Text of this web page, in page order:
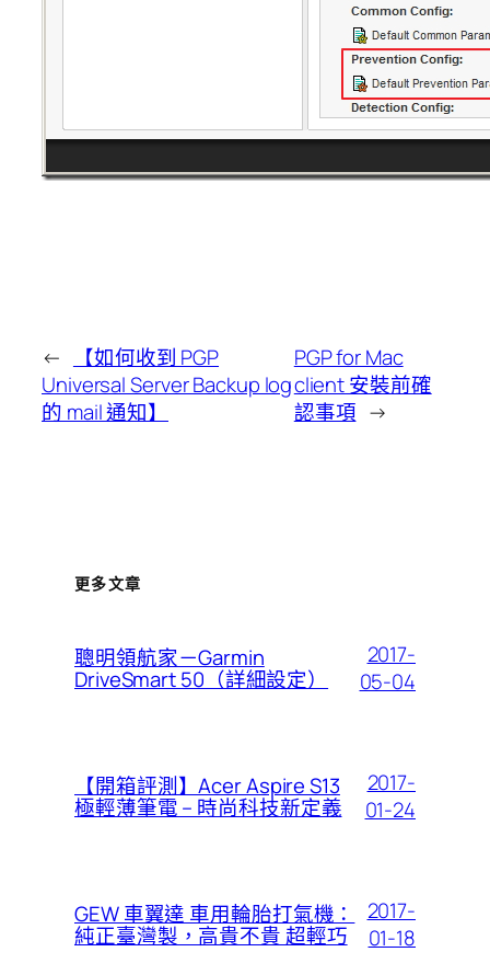
←
【如何收到 PGP
Universal Server Backup log
的 mail 通知】
PGP for Mac
client 安裝前確
認事項 →
更多文章
聰明領航家－Garmin
DriveSmart 50（詳細設定）
2017-
05-04
【開箱評測】Acer Aspire S13
極輕薄筆電 – 時尚科技新定義
2017-
01-24
GEW 車翼達 車用輪胎打氣機：
純正臺灣製，高貴不貴 超輕巧
2017-
01-18